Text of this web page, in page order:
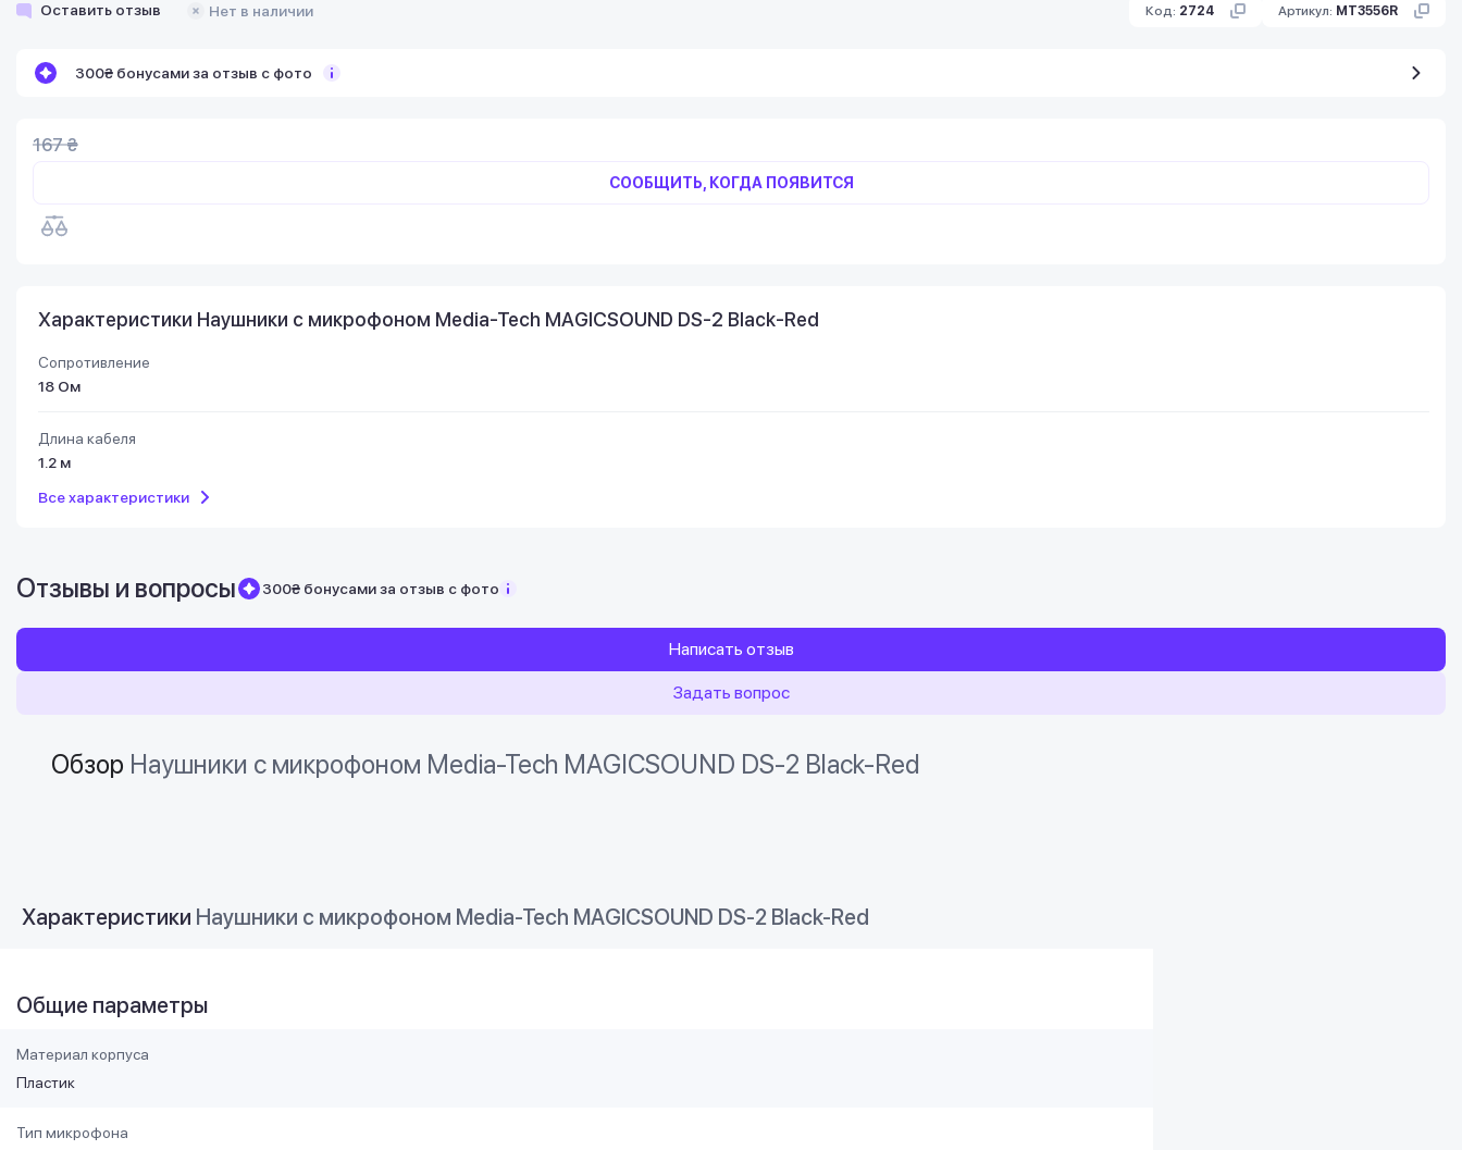
Оставить отзыв Нет в наличии Код: 2724 Артикул: MT3556R
300₴ бонусами за отзыв с фото
167 ₴
СООБЩИТЬ, КОГДА ПОЯВИТСЯ
Характеристики Наушники с микрофоном Media-Tech MAGICSOUND DS-2 Black-Red
Сопротивление
18 Ом
Длина кабеля
1.2 м
Все характеристики
Отзывы и вопросы 300₴ бонусами за отзыв с фото
Написать отзыв
Задать вопрос
Обзор Наушники с микрофоном Media-Tech MAGICSOUND DS-2 Black-Red
Характеристики Наушники с микрофоном Media-Tech MAGICSOUND DS-2 Black-Red
Общие параметры
Материал корпуса
Пластик
Тип микрофона